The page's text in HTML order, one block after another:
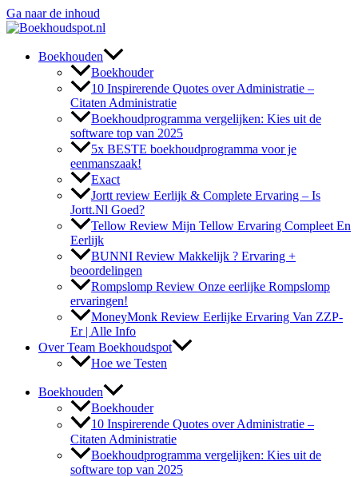
Ga naar de inhoud
Boekhouden
Boekhouder
10 Inspirerende Quotes over Administratie –
Citaten Administratie
Boekhoudprogramma vergelijken: Kies uit de
software top van 2025
5x BESTE boekhoudprogramma voor je
eenmanszaak!
Exact
Jortt review Eerlijk & Complete Ervaring – Is
Jortt.Nl Goed?
Tellow Review Mijn Tellow Ervaring Compleet En
Eerlijk
BUNNI Review Makkelijk ? Ervaring +
beoordelingen
Rompslomp Review Onze eerlijke Rompslomp
ervaringen!
MoneyMonk Review Eerlijke Ervaring Van ZZP-
Er | Alle Info
Over Team Boekhoudspot
Hoe we Testen
Boekhouden
Boekhouder
10 Inspirerende Quotes over Administratie –
Citaten Administratie
Boekhoudprogramma vergelijken: Kies uit de
software top van 2025